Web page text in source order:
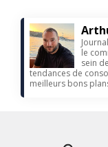
le
sein
tendances de
meilleurs bons